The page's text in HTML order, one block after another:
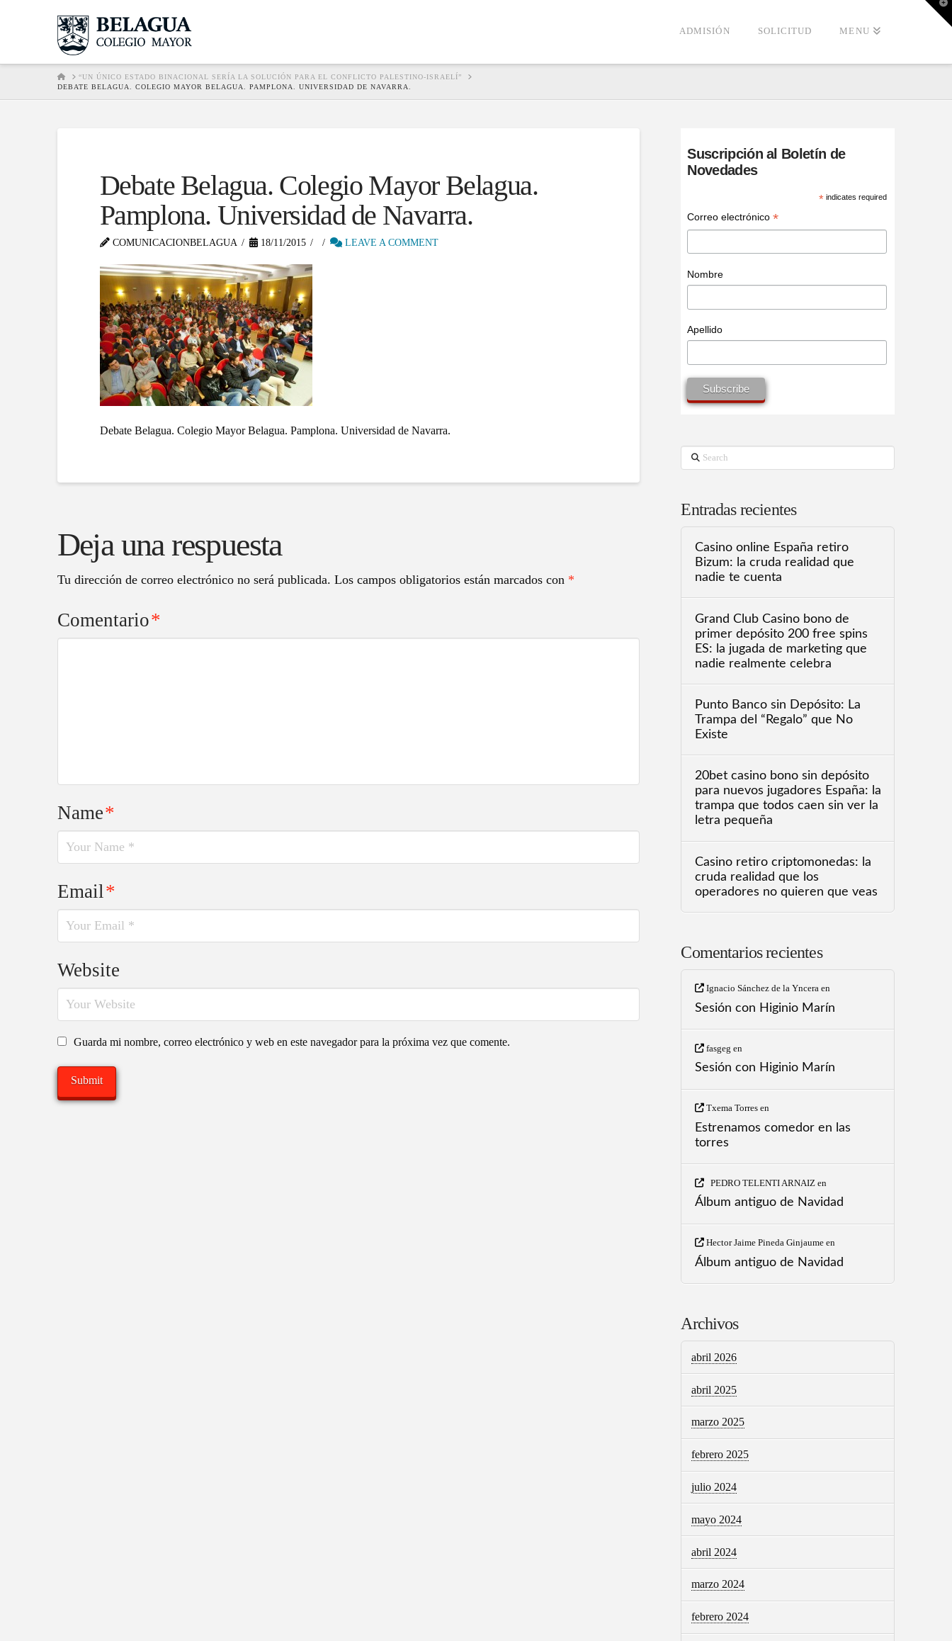
ADMISIÓN SOLICITUD MENU
HOME“UN ÚNICO ESTADO BINACIONAL SERÍA LA SOLUCIÓN PARA EL CONFLICTO PALESTINO-ISRAELÍ”
DEBATE BELAGUA. COLEGIO MAYOR BELAGUA. PAMPLONA. UNIVERSIDAD DE NAVARRA.
Debate Belagua. Colegio Mayor Belagua.
Pamplona. Universidad de Navarra.
COMUNICACIONBELAGUA 18/11/2015 LEAVE A COMMENT
Debate Belagua. Colegio Mayor Belagua. Pamplona. Universidad de Navarra.
Deja una respuesta
Tu dirección de correo electrónico no será publicada. Los campos obligatorios están marcados con *
Comentario*
Name*
Email*
Website
Guarda mi nombre, correo electrónico y web en este navegador para la próxima vez que comente.
Suscripción al Boletín de
Novedades
*indicates required
Correo electrónico*
Nombre
Apellido
Search
Entradas recientes
Casino online España retiro
Bizum: la cruda realidad que
nadie te cuenta
Grand Club Casino bono de
primer depósito 200 free spins
ES: la jugada de marketing que
nadie realmente celebra
Punto Banco sin Depósito: La
Trampa del “Regalo” que No
Existe
20bet casino bono sin depósito
para nuevos jugadores España: la
trampa que todos caen sin ver la
letra pequeña
Casino retiro criptomonedas: la
cruda realidad que los
operadores no quieren que veas
Comentarios recientes
Ignacio Sánchez de la Yncera en
Sesión con Higinio Marín
fasgeg en
Sesión con Higinio Marín
Txema Torres en
Estrenamos comedor en las
torres
PEDRO TELENTI ARNAIZen
Álbum antiguo de Navidad
Hector Jaime Pineda Ginjaume en
Álbum antiguo de Navidad
Archivos
abril 2026
abril 2025
marzo 2025
febrero 2025
julio 2024
mayo 2024
abril 2024
marzo 2024
febrero 2024